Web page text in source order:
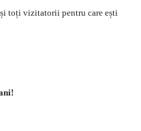
și toți vizitatorii pentru care ești